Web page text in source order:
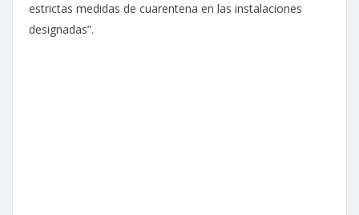
estrictas medidas de cuarentena en las instalaciones
designadas”.